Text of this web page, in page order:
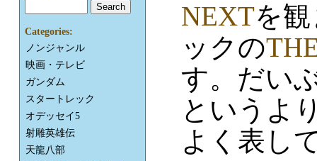
NEXTを
ックの
す。だい
というよ
よく表し
Categories:
ノンジャンル
映画・テレビ
ガンダム
スタートレック
オデッセイ5
射雕英雄伝
天龍八部